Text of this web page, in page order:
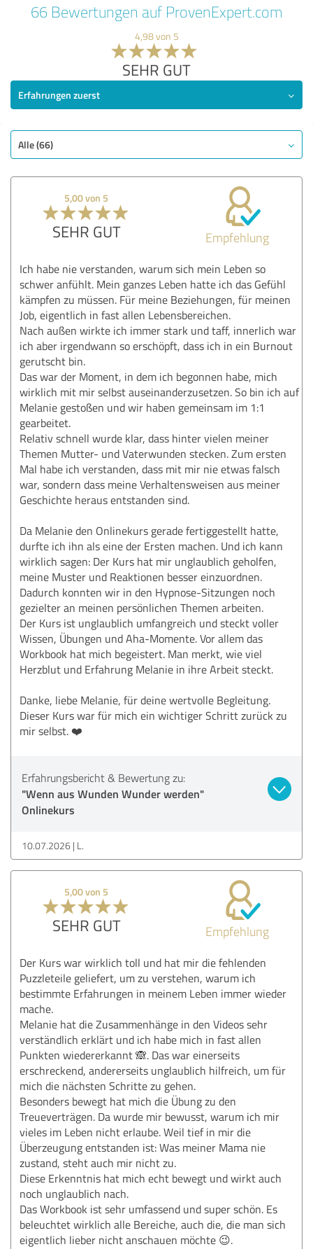
66 Bewertungen auf ProvenExpert.com
4,98 von 5
SEHR GUT
Erfahrungen zuerst
Alle (66)
5,00 von 5
SEHR GUT Empfehlung
Ich habe nie verstanden, warum sich mein Leben so
schwer anfühlt. Mein ganzes Leben hatte ich das Gefühl
kämpfen zu müssen. Für meine Beziehungen, für meinen
Job, eigentlich in fast allen Lebensbereichen.
Nach außen wirkte ich immer stark und taff, innerlich war
ich aber irgendwann so erschöpft, dass ich in ein Burnout
gerutscht bin.
Das war der Moment, in dem ich begonnen habe, mich
wirklich mit mir selbst auseinanderzusetzen. So bin ich auf
Melanie gestoßen und wir haben gemeinsam im 1:1
gearbeitet.
Relativ schnell wurde klar, dass hinter vielen meiner
Themen Mutter- und Vaterwunden stecken. Zum ersten
Mal habe ich verstanden, dass mit mir nie etwas falsch
war, sondern dass meine Verhaltensweisen aus meiner
Geschichte heraus entstanden sind.
Da Melanie den Onlinekurs gerade fertiggestellt hatte,
durfte ich ihn als eine der Ersten machen. Und ich kann
wirklich sagen: Der Kurs hat mir unglaublich geholfen,
meine Muster und Reaktionen besser einzuordnen.
Dadurch konnten wir in den Hypnose-Sitzungen noch
gezielter an meinen persönlichen Themen arbeiten.
Der Kurs ist unglaublich umfangreich und steckt voller
Wissen, Übungen und Aha-Momente. Vor allem das
Workbook hat mich begeistert. Man merkt, wie viel
Herzblut und Erfahrung Melanie in ihre Arbeit steckt.
Danke, liebe Melanie, für deine wertvolle Begleitung.
Dieser Kurs war für mich ein wichtiger Schritt zurück zu
mir selbst. ❤️
Erfahrungsbericht & Bewertung zu:
"Wenn aus Wunden Wunder werden"
Onlinekurs
10.07.2026 L.
5,00 von 5
SEHR GUT Empfehlung
Der Kurs war wirklich toll und hat mir die fehlenden
Puzzleteile geliefert, um zu verstehen, warum ich
bestimmte Erfahrungen in meinem Leben immer wieder
mache.
Melanie hat die Zusammenhänge in den Videos sehr
verständlich erklärt und ich habe mich in fast allen
Punkten wiedererkannt 🙈. Das war einerseits
erschreckend, andererseits unglaublich hilfreich, um für
mich die nächsten Schritte zu gehen.
Besonders bewegt hat mich die Übung zu den
Treueverträgen. Da wurde mir bewusst, warum ich mir
vieles im Leben nicht erlaube. Weil tief in mir die
Überzeugung entstanden ist: Was meiner Mama nie
zustand, steht auch mir nicht zu.
Diese Erkenntnis hat mich echt bewegt und wirkt auch
noch unglaublich nach.
Das Workbook ist sehr umfassend und super schön. Es
beleuchtet wirklich alle Bereiche, auch die, die man sich
eigentlich lieber nicht anschauen möchte 😉.